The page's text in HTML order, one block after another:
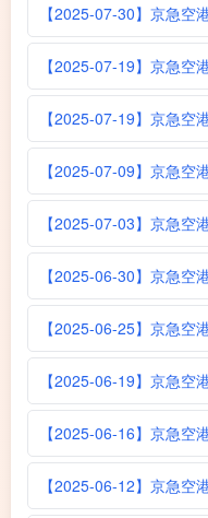
【2025-07-30】京急空
【2025-07-19】京急空
【2025-07-19】京急空
【2025-07-09】京急空
【2025-07-03】京急空
【2025-06-30】京急空
【2025-06-25】京急空
【2025-06-19】京急空
【2025-06-16】京急空
【2025-06-12】京急空